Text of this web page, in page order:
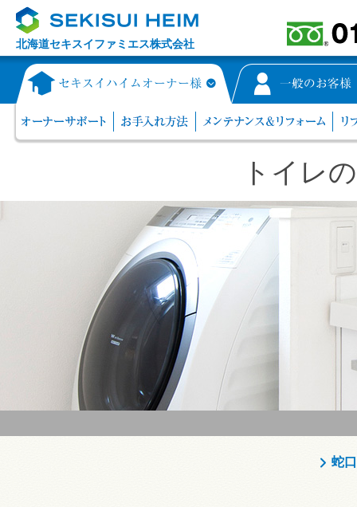
北海道セキスイファミエス株式会社
トイレ
蛇